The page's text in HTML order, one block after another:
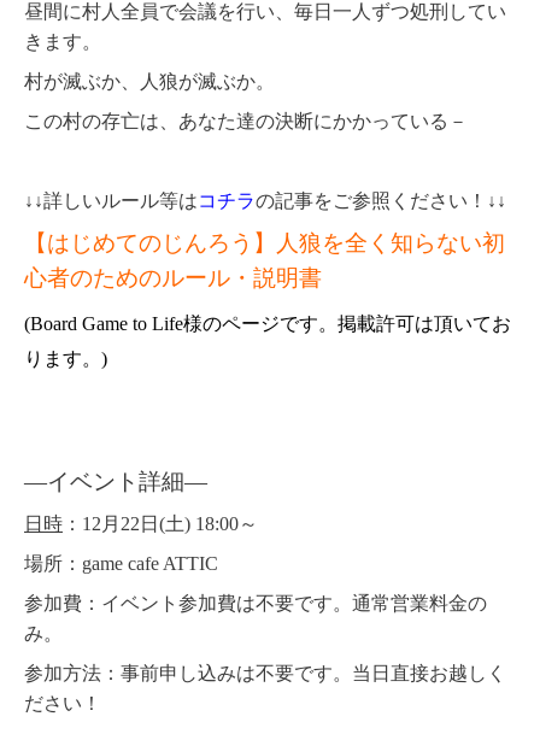
昼間に村人全員で会議を行い、毎日一人ずつ処刑してい
きます。
村が滅ぶか、人狼が滅ぶか。
この村の存亡は、あなた達の決断にかかっている－
↓↓詳しいルール等はコチラの記事をご参照ください！↓↓
【はじめてのじんろう】人狼を全く知らない初
心者のためのルール・説明書
(Board Game to Life様のページです。掲載許可は頂いてお
ります。)
―イベント詳細―
日時 ：12月22日(土) 18:00～
場所 ：game cafe ATTIC
参加費 ：イベント参加費は不要です。通常営業料金の
み。
参加方法 ：事前申し込みは不要です。当日直接お越しく
ださい！